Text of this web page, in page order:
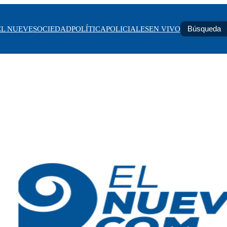
NUEVESOCIEDADPOLÍTICAPOLICIALESEN VIVO